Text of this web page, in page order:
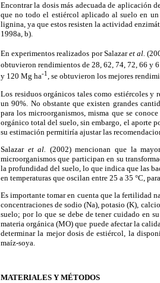
Encontrar la dosis más adecuada de aplicación
que no todo el estiércol aplicado al suelo en
lignina, ya que estos resisten la actividad
1998a, b).
En experimentos realizados por Salazaret al.
obtuvieron rendimientos de 28, 62, 74, 72, 66 y
y 120 Mg ha-1, se obtuvieron los mejores
Los residuos orgánicos tales como estiércoles y
un 90%. No obstante que existen grandes
para los microorganismos, misma que se
orgánico total del suelo, sin embargo, el aporte
su estimación permitiría ajustar las
Salazar et al.
(2002) mencionan que la
microorganismos que participan en su
la profundidad del suelo, lo que indica que las
en temperaturas que oscilan entre 25 a 35 °C,
Es importante tomar en cuenta que la fertilidad
concentraciones de sodio (Na), potasio (K),
suelo; por lo que se debe de tener cuidado en
materia orgánica (MO) que puede afectar la
determinar la mejor dosis de estiércol, la
maíz-soya.
MATERIALES Y MÉTODOS